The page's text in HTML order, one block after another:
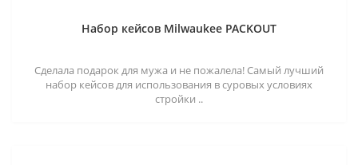
Набор кейсов Milwaukee PACKOUT
Сделала подарок для мужа и не пожалела! Самый лучший
набор кейсов для использования в суровых условиях
стройки ..